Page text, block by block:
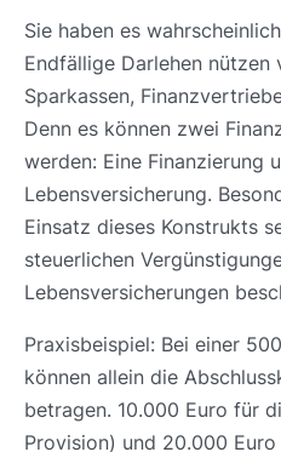
Sie haben es
Endfällige Darlehen nützen
Sparkassen,
Denn es können zwei
werden: Eine Finanzierung
Lebensversicherung.
Einsatz dieses Konstrukts
steuerlichen
Lebensversicherungen
Praxisbeispiel: Bei einer
können allein die
betragen. 10.000 Euro für
Provision) und 20.000